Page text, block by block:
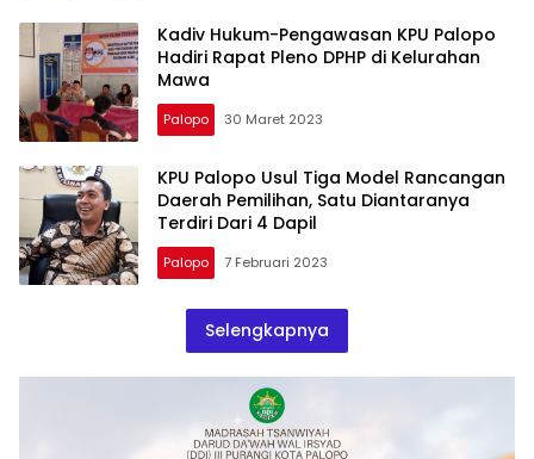
Kadiv Hukum-Pengawasan KPU Palopo
Hadiri Rapat Pleno DPHP di Kelurahan
Mawa
Palopo 30 Maret 2023
KPU Palopo Usul Tiga Model Rancangan
Daerah Pemilihan, Satu Diantaranya
Terdiri Dari 4 Dapil
Palopo 7 Februari 2023
Selengkapnya